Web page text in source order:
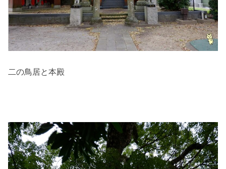
二の鳥居と本殿